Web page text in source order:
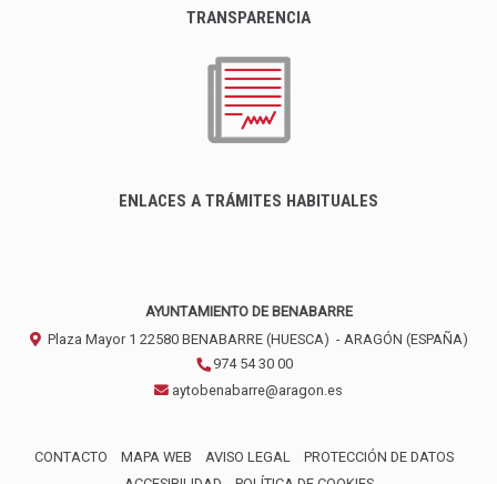
TRANSPARENCIA
ENLACES A TRÁMITES HABITUALES
AYUNTAMIENTO DE BENABARRE
Plaza Mayor 1 22580 BENABARRE (HUESCA) - ARAGÓN (ESPAÑA)
974 54 30 00
aytobenabarre@aragon.es
CONTACTO MAPA WEB AVISO LEGAL
PROTECCIÓN DE DATOS